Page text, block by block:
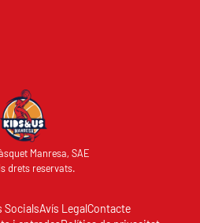
Manresa, SAE
drets reservats.
SocialsAvís LegalContacte